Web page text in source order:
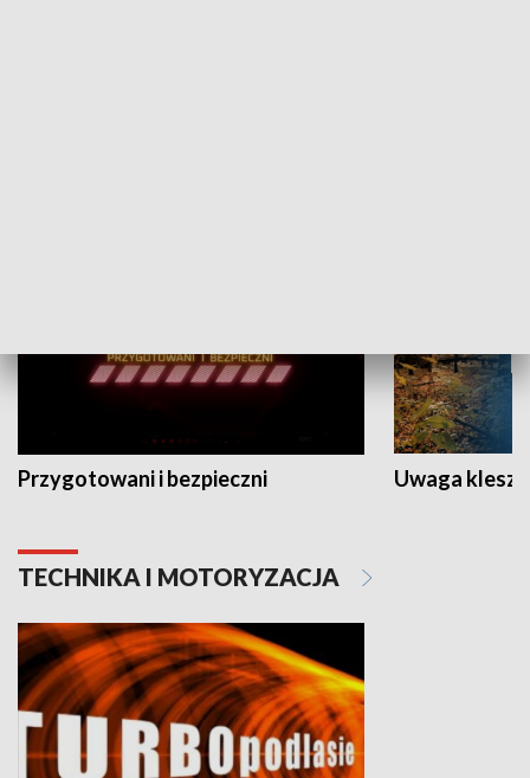
Przygotowani i bezpieczni Uwaga
TECHNIKA I MOTORYZACJA